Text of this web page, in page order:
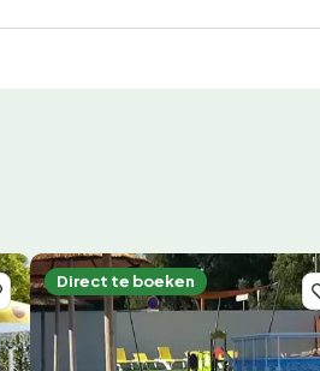
Direct te boeken